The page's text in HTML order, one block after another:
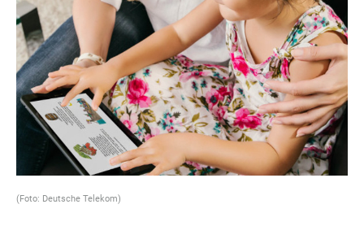
(Foto: Deutsche Telekom)